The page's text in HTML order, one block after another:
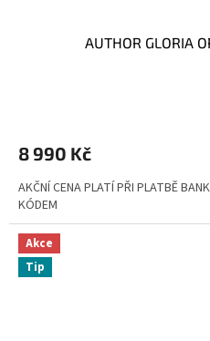
AUTHOR GLORIA
8 990 Kč
AKČNÍ CENA PLATÍ PŘI PLATBĚ
KÓDEM
Akce
Tip